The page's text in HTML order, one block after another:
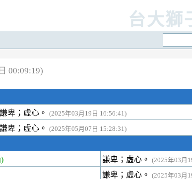
台大獅
00:09:19)
謙卑；虛心。 (2025年03月19日 16:56:41)
謙卑；虛心。 (2025年05月07日 15:28:31)
謙卑；虛心。 (2025年03月
謙卑；虛心。 (2025年03月